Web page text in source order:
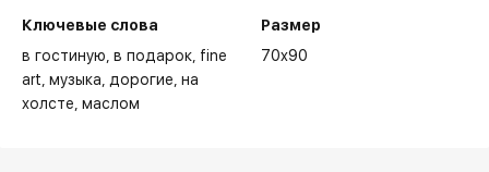
Ключевые слова
в гостиную в подарок fine
art музыка дорогие на
холсте маслом
Размер
70x90